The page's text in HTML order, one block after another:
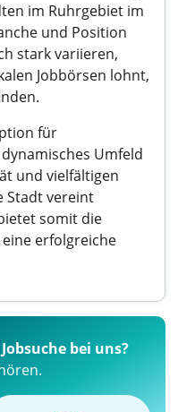
im Ruhrgebiet im
und Position
stark variieren,
Jobbörsen lohnt,
für
Umfeld
und vielfältigen
Stadt vereint
somit die
erfolgreiche
bei uns?